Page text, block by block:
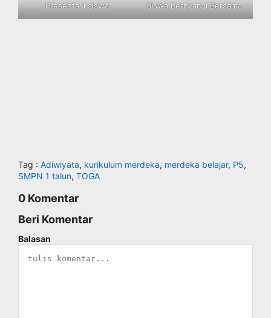
Presentasi siswa Siswa Bernyanyi Bersama
Tag : Adiwiyata, kurikulum merdeka, merdeka belajar, P5,
SMPN 1 talun, TOGA
0 Komentar
Beri Komentar
Balasan